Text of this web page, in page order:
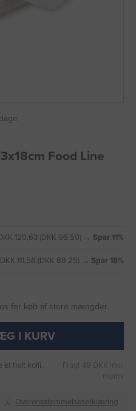
Food Line
120,63 (DKK 96,50) → Spar 11%
DKK 111,56 (DKK 89,25) → Spar 18%
for køb af store mængder.
I KURV
et helt kolli.,
Fragt 49 DKK inkl.
moms
Overensstemmelseserklæring